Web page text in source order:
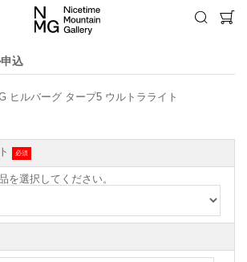
込
ヒルバーグ タープ5 ウルトラライト
必須
を選択してください。